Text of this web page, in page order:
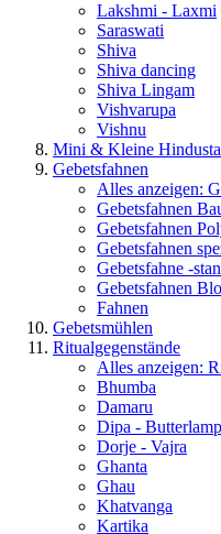
Lakshmi - Laxmi
Saraswati
Shiva
Shiva dancing
Shiva Lingam
Vishvarupa
Vishnu
Mini & Kleine
Gebetsfahnen
Alles anzeigen:
Gebetsfahnen
Gebetsfahnen
Gebetsfahnen
Gebetsfahne -
Gebetsfahnen
Fahnen
Gebetsmühlen
Ritualgegenstände
Alles anzeigen:
Bhumba
Damaru
Dipa -
Dorje - Vajra
Ghanta
Ghau
Khatvanga
Kartika